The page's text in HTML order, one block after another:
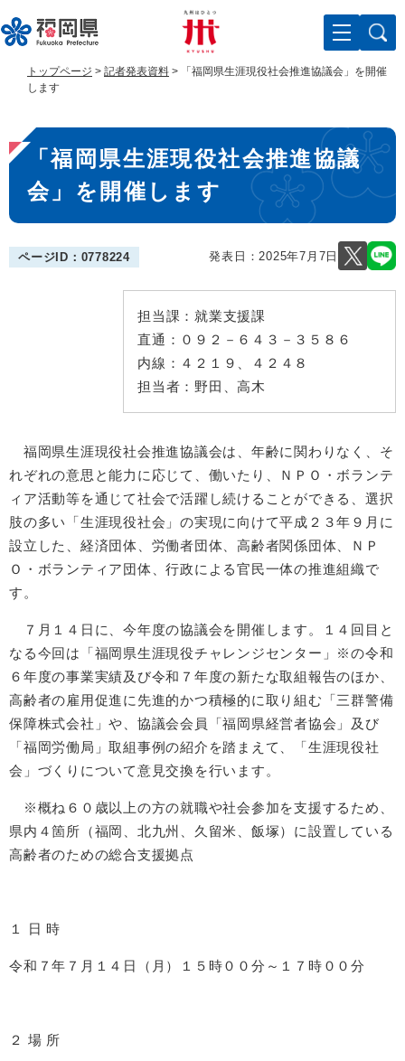
ー
ジ
す
。
ニ
ュ
し
て
へ
トップページ > 記者発表資料 >
「福岡県生涯現役社会推進協議会」を開催
します
本
文
「福岡県生涯現役社会推進協議
会」を開催します
ページID：0778224 発表日：2025年7月7日
担当課： 就業支援課
直通： ０９２－６４３－３５８６
内線： ４２１９、４２４８
担当者： 野田、高木
福岡県生涯現役社会推進協議会は、年齢に関わりなく、そ
れぞれの意思と能力に応じて、働いたり、ＮＰＯ・ボランテ
ィア活動等を通じて社会で活躍し続けることができる、選択
肢の多い「生涯現役社会」の実現に向けて平成２３年９月に
設立した、経済団体、労働者団体、高齢者関係団体、ＮＰ
Ｏ・ボランティア団体、行政による官民一体の推進組織で
す。
７月１４日に、今年度の協議会を開催します。１４回目と
なる今回は「福岡県生涯現役チャレンジセンター」※の令和
６年度の事業実績及び令和７年度の新たな取組報告のほか、
高齢者の雇用促進に先進的かつ積極的に取り組む「三群警備
保障株式会社」や、協議会会員「福岡県経営者協会」及び
「福岡労働局」取組事例の紹介を踏まえて、「生涯現役社
会」づくりについて意見交換を行います。
※概ね６０歳以上の方の就職や社会参加を支援するため、
県内４箇所（福岡、北九州、久留米、飯塚）に設置している
高齢者のための総合支援拠点
１ 日 時
令和７年７月１４日（月）１５時００分～１７時００分
２ 場 所